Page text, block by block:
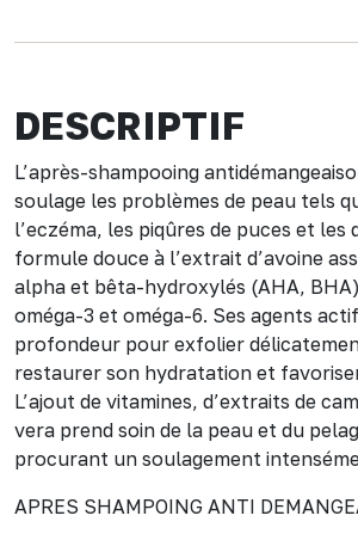
DESCRIPTIF
L’après-shampooing
soulage les problèmes de peau tels
l’eczéma, les piqûres de puces et les
formule douce à l’extrait d’avoine
alpha et bêta-hydroxylés (AHA,
oméga-3 et oméga-6. Ses agents
profondeur pour exfolier
restaurer son hydratation et
L’ajout de vitamines, d’extraits de
vera prend soin de la peau et du
procurant un soulagement
APRES SHAMPOING ANTI